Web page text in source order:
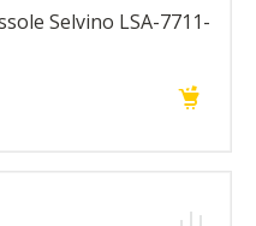
Selvino LSA-7711-